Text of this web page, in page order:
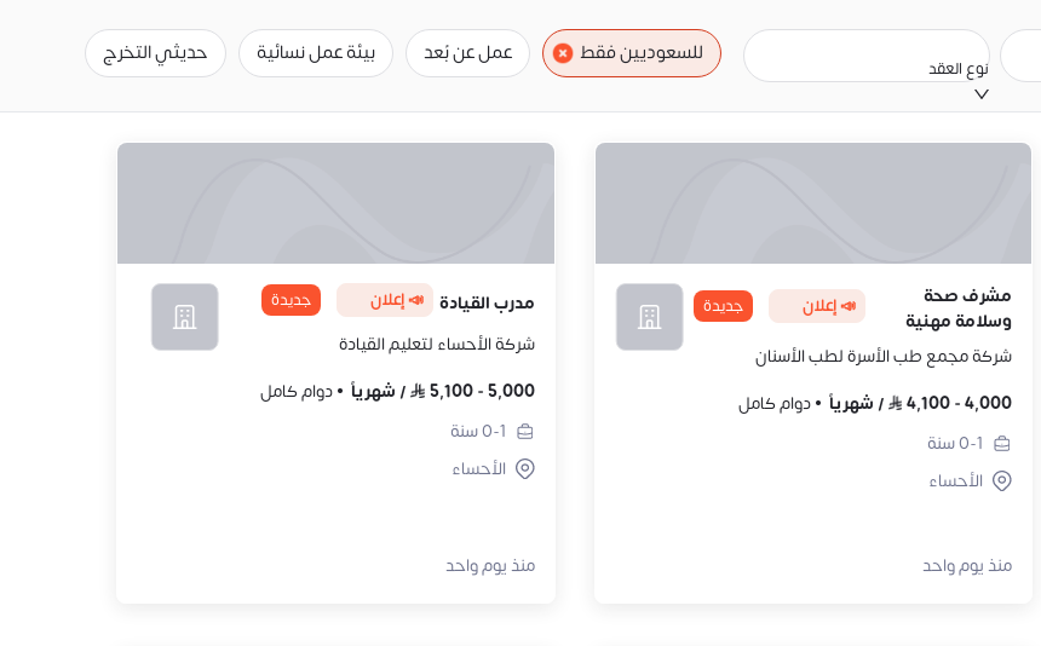
نوع العقد
للسعوديين فقط عمل عن بُعد بيئة عمل نسائية حديثي التخرج
مشرف صحة
وسلامة مهنية
📣 إعلان جديدة
شركة مجمع طب الأسرة لطب الأسنان
4,000
-
4,100
/ شهرياً
دوام كامل
0-1سنة
الأحساء
منذ يوم واحد
مدرب القيادة 📣 إعلان جديدة
شركة الأحساء لتعليم القيادة
5,000
-
5,100
/ شهرياً
دوام كامل
0-1سنة
الأحساء
منذ يوم واحد